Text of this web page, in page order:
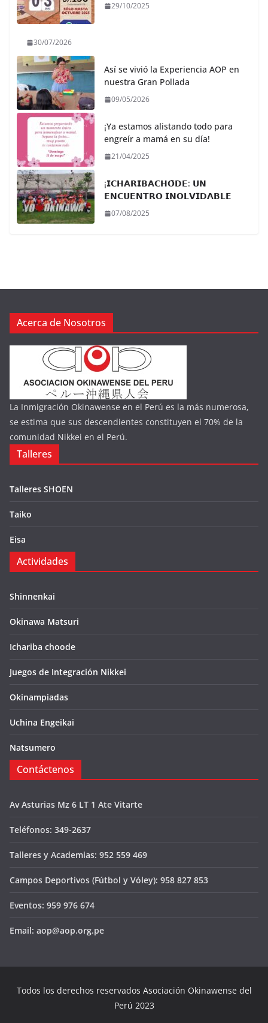
29/10/2025
30/07/2026
Así se vivió la Experiencia AOP en
nuestra Gran Pollada
09/05/2026
¡Ya estamos alistando todo para
engreír a mamá en su día!
21/04/2025
¡𝗜𝗖𝗛𝗔𝗥𝗜𝗕𝗔𝗖𝗛𝗢̄𝗗𝗘: 𝗨𝗡
𝗘𝗡𝗖𝗨𝗘𝗡𝗧𝗥𝗢 𝗜𝗡𝗢𝗟𝗩𝗜𝗗𝗔𝗕𝗟𝗘
07/08/2025
Acerca de Nosotros
La Inmigración Okinawense en el Perú es la más numerosa,
se estima que sus descendientes constituyen el 70% de la
comunidad Nikkei en el Perú.
Talleres
Talleres SHOEN
Taiko
Eisa
Actividades
Shinnenkai
Okinawa Matsuri
Ichariba choode
Juegos de Integración Nikkei
Okinampiadas
Uchina Engeikai
Natsumero
Contáctenos
Av Asturias Mz 6 LT 1 Ate Vitarte
Teléfonos: 349-2637
Talleres y Academias: 952 559 469
Campos Deportivos (Fútbol y Vóley): 958 827 853
Eventos: 959 976 674
Email: aop@aop.org.pe
Todos los derechos reservados Asociación Okinawense del
Perú 2023